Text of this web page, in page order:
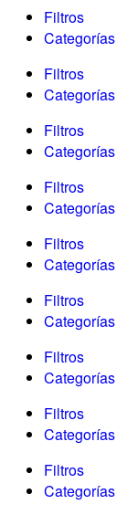
Filtros
Categorías
Filtros
Categorías
Filtros
Categorías
Filtros
Categorías
Filtros
Categorías
Filtros
Categorías
Filtros
Categorías
Filtros
Categorías
Filtros
Categorías